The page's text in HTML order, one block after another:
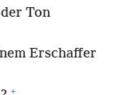
Ton
Erschaffer
+